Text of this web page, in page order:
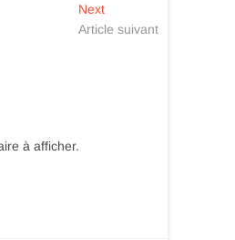
NextNext
post:
Article suivant
à afficher.